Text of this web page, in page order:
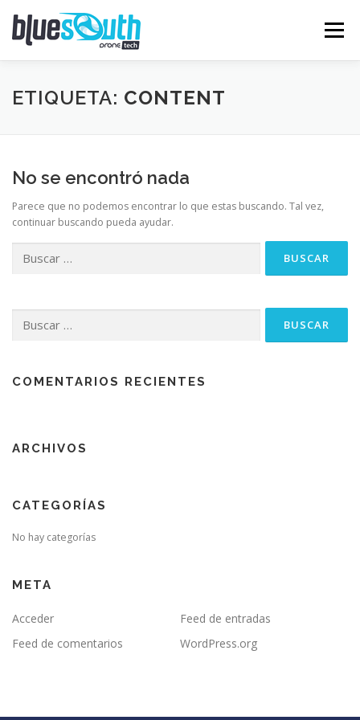
contenido
Menú
NOSOTROS SERVICIOS GALERÍA
ETIQUETA: CONTENT
No se encontró nada
Parece que no podemos encontrar lo que estas buscando. Tal vez,
continuar buscando pueda ayudar.
COMENTARIOS RECIENTES
ARCHIVOS
CATEGORÍAS
No hay categorías
META
Acceder
Feed de entradas
Feed de comentarios
WordPress.org